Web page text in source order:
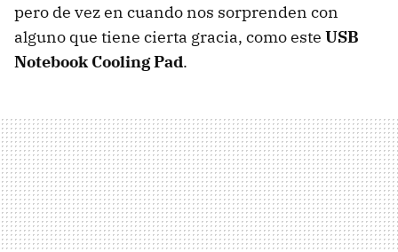
pero de vez en cuando nos sorprenden con
alguno que tiene cierta gracia, como este USB
Notebook Cooling Pad.